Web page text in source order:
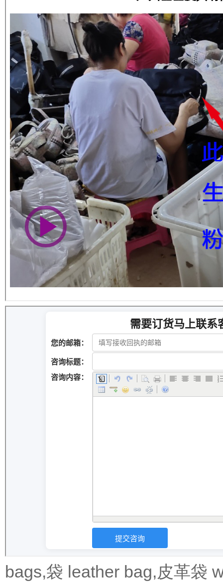
bags,袋 leather bag,皮革袋